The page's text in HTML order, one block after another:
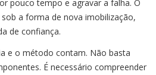
pouco tempo e agravar a falha. O
a forma de nova imobilização,
de confiança.
e o método contam. Não basta
É necessário compreender